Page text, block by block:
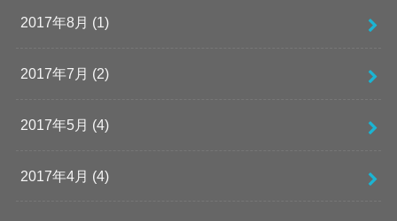
2017年8月 (1)
2017年7月 (2)
2017年5月 (4)
2017年4月 (4)